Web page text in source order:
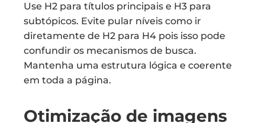
Use H2 para títulos principais e H3 para
subtópicos. Evite pular níveis como ir
diretamente de H2 para H4 pois isso pode
confundir os mecanismos de busca.
Mantenha uma estrutura lógica e coerente
em toda a página.
Otimização de imagens